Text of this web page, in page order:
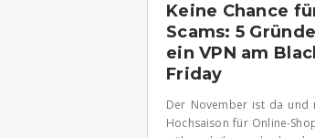
Keine Chance
Scams: 5
ein VPN am
Friday
Der November ist da und
Hochsaison für Online-